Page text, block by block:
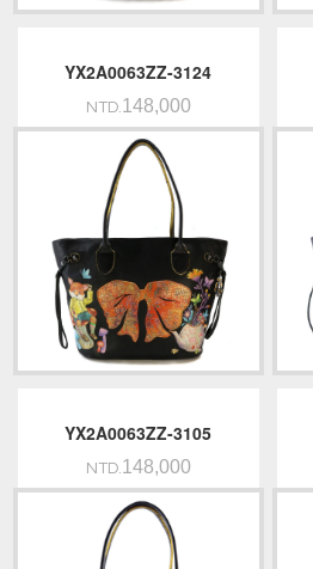
YX2A0063ZZ-3124
NTD.148,000
YX2A0063ZZ-3105
NTD.148,000